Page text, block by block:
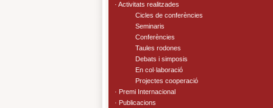
· Activitats realitzades
Cicles de conferències
Seminaris
Conferències
Taules rodones
Debats i simposis
En col·laboració
Projectes cooperació
· Premi Internacional
· Publicacions